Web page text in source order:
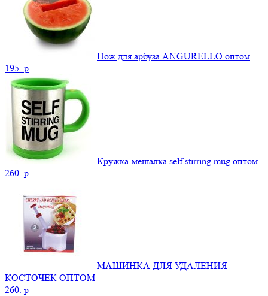
Нож для арбуза ANGURELLO оптом
195. p
Кружка-мешалка self stirring mug оптом
260. p
МАШИНКА ДЛЯ УДАЛЕНИЯ
КОСТОЧЕК ОПТОМ
260. p